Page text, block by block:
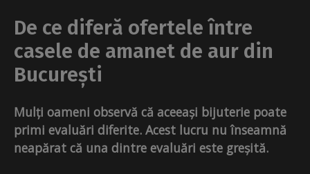
De ce diferă ofertele între
casele de amanet de aur din
București
Mulți oameni observă că aceeași bijuterie poate
primi evaluări diferite. Acest lucru nu înseamnă
neapărat că una dintre evaluări este greșită.